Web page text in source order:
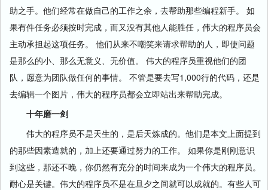
助之手。他们经常在做自己的工作之余，去帮助那些编程新手。 如
果有件任务必须按时完成，而又没有其他人能胜任，伟大的程序员会
主动承担起这项任务。 他们从来不嘲笑来请求帮助的人，即使问题
是那么的小、那么无意义、无价值。 伟大的程序员重视他们的团
队，愿意为团队做任何的事情。 不管是要去写1,000行的代码，还是
去编辑一个图片，伟大的程序员都会立即站出来帮助完成。
十年磨一剑
伟大的程序员不是天生的，是后天炼成的。他们是本文上面提到
的那些因素造就的，加上还要通过努力的工作。 如果你是刚刚意识
到这些，那还不晚，你仍然有充分的时间来成为一个伟大的程序员。
耐心是关键。伟大的程序员不是在旦夕之间就可以成就的。有些人可